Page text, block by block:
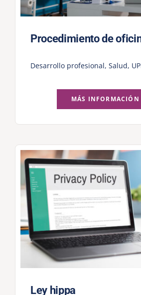
Procedimiento de
Desarrollo profesional, Salud,
MÁS INFORMACIÓN
Ley hippa